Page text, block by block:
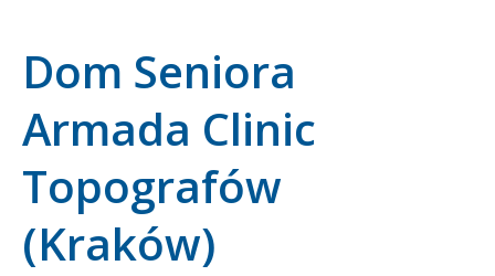
Dom Seniora
Armada Clinic
Topografów
(Kraków)